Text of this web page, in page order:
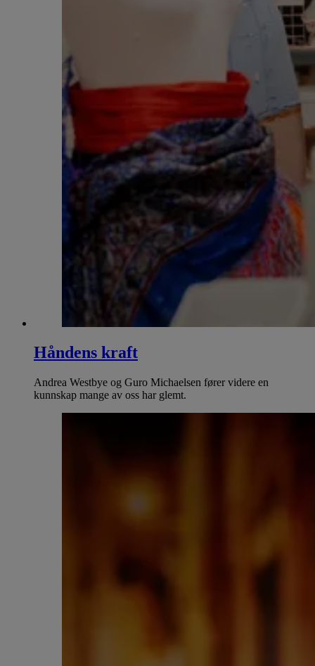
Håndens kraft
Andrea Westbye og Guro Michaelsen fører videre en
kunnskap mange av oss har glemt.